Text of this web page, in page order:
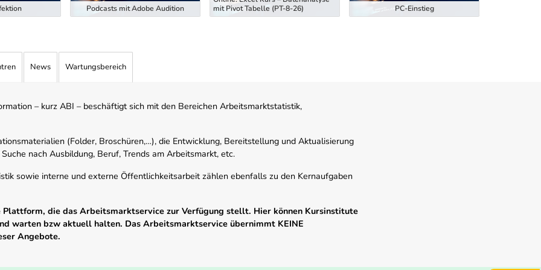
Podcasts mit Adobe Audition
mit Pivot Tabelle (PT-8-26)
PC-Einstieg
News Wartungsbereich
– kurz ABI – beschäftigt sich mit den Bereichen Arbeitsmarktstatistik,
(Folder, Broschüren,…), die Entwicklung, Bereitstellung und Aktualisierung
nach Ausbildung, Beruf, Trends am Arbeitsmarkt, etc.
sowie interne und externe Öffentlichkeitsarbeit zählen ebenfalls zu den Kernaufgaben
die das Arbeitsmarktservice zur Verfügung stellt. Hier können Kursinstitute
warten bzw aktuell halten. Das Arbeitsmarktservice übernimmt KEINE
Angebote.